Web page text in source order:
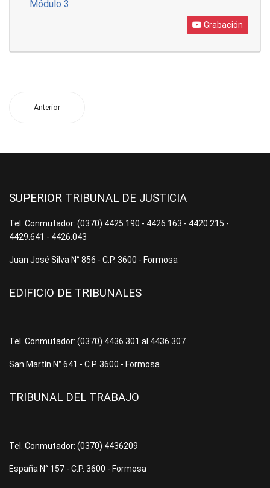
Módulo 3
Grabación
Anterior
SUPERIOR TRIBUNAL DE JUSTICIA
Tel. Conmutador: (0370) 4425.190 - 4426.163 - 4420.215 -
4429.641 - 4426.043
Juan José Silva N° 856 - C.P. 3600 - Formosa
EDIFICIO DE TRIBUNALES
Tel. Conmutador: (0370) 4436.301 al 4436.307
San Martín N° 641 - C.P. 3600 - Formosa
TRIBUNAL DEL TRABAJO
Tel. Conmutador: (0370) 4436209
España N° 157 - C.P. 3600 - Formosa